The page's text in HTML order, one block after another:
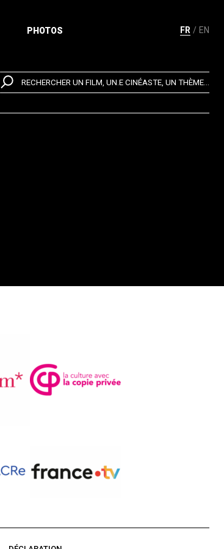
FR EN
PHOTOS
RECHERCHER UN FILM, UN.E CINÉASTE, UN THÈME...